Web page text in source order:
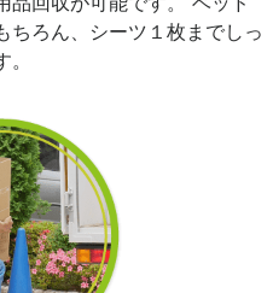
ちろん、シーツ１枚までしっ